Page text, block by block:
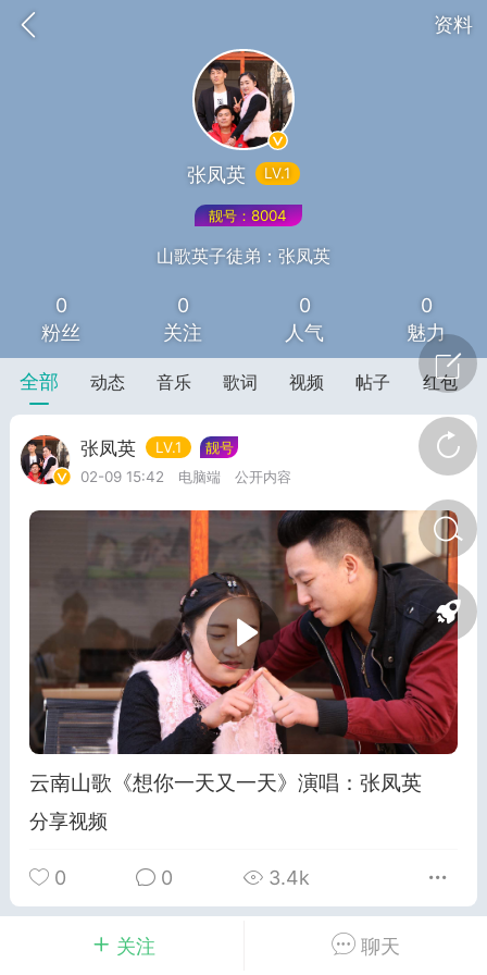
资料
《青春如火爱一场》 山锅网
任务 学院
排行榜 开通会员 充值山币
网 LV.1 VIP2年费 靓号
官方
07-14 11:50
电脑端 公开内容
网，山歌就是有点多！
网号，学习山歌文化！
号:ktsg123
1 11.07w
人生八苦课一堂》
关注 聊天
张凤英 LV.1
靓号：8004
山歌英子徒弟：张凤英
0
粉丝
0
关注
0
人气
0
魅力
全部 动态 音乐 歌词 视频 帖子 红包
张凤英 LV.1
靓号
02-09 15:42
电脑端 公开内容
云南山歌《想你一天又一天》演唱：张凤英
分享视频
0 0 3.4k
张凤英